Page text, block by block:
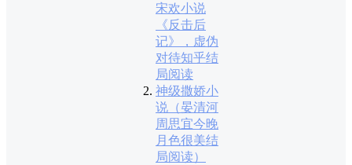
宋欢小说
《反击后
记》，虚伪
对待知乎结
局阅读
神级撒娇小
说（晏清河
周思宜今晚
月色很美结
局阅读）